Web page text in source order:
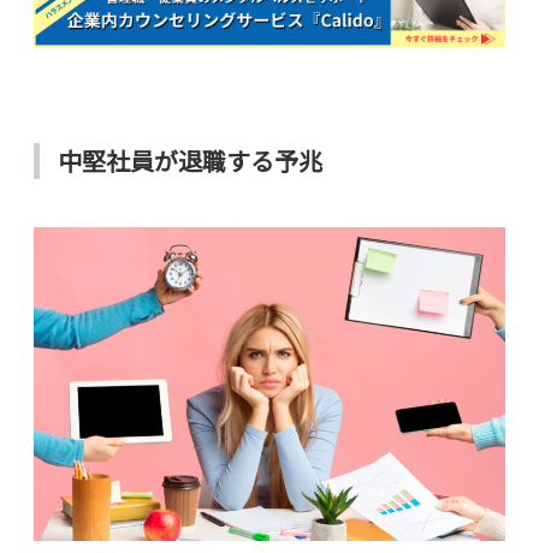
中堅社員が退職する予兆